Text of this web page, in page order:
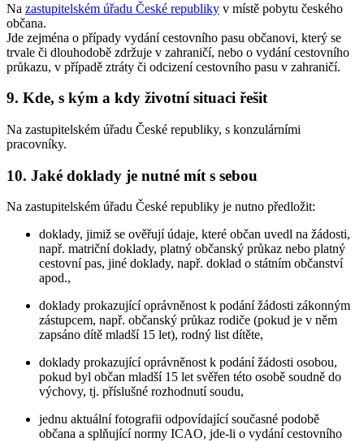
Na zastupitelském úřadu České republiky v místě pobytu českého
občana.
Jde zejména o případy vydání cestovního pasu občanovi, který se
trvale či dlouhodobě zdržuje v zahraničí, nebo o vydání cestovního
průkazu, v případě ztráty či odcizení cestovního pasu v zahraničí.
9. Kde, s kým a kdy životní situaci řešit
Na zastupitelském úřadu České republiky, s konzulárními
pracovníky.
10. Jaké doklady je nutné mít s sebou
Na zastupitelském úřadu České republiky je nutno předložit:
doklady, jimiž se ověřují údaje, které občan uvedl na žádosti,
např. matriční doklady, platný občanský průkaz nebo platný
cestovní pas, jiné doklady, např. doklad o státním občanství
apod.,
doklady prokazující oprávněnost k podání žádosti zákonným
zástupcem, např. občanský průkaz rodiče (pokud je v něm
zapsáno dítě mladší 15 let), rodný list dítěte,
doklady prokazující oprávněnost k podání žádosti osobou,
pokud byl občan mladší 15 let svěřen této osobě soudně do
výchovy, tj. příslušné rozhodnutí soudu,
jednu aktuální fotografii odpovídající současné podobě
občana a splňující normy ICAO, jde-li o vydání cestovního